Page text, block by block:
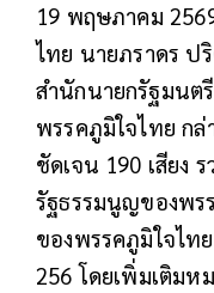
19 พฤษภาคม
ไทย นายภราดร ป
สำนักนายกรัฐมนต
พรรคภูมิใจไทย ก
ชัดเจน 190 เสียง
รัฐธรรมนูญของพร
ของพรรคภูมิใจไท
256 โดยเพิ่มเติม